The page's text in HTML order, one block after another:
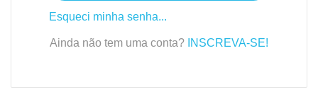
Esqueci minha senha...
Ainda não tem uma conta? INSCREVA-SE!